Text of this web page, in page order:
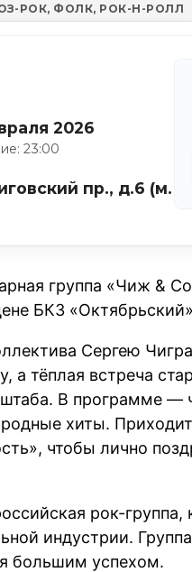
РОК, ФОЛК, РОК-Н-РОЛЛ
2026
23:00
пр., д.6 (м.
группа «Чиж &
БКЗ
Сергею
а тёплая встреча
В программе
хиты.
чтобы лично
рок-группа,
индустрии.
большим успехом.